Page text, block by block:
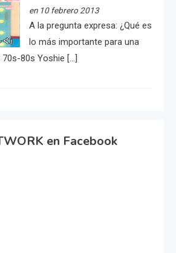
en 10 febrero 2013
A la pregunta expresa: ¿Qué es
lo más importante para una
80s Yoshie […]
en Facebook